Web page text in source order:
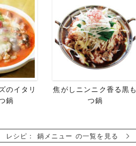
のイタリ
鍋
焦がしニンニク香る黒も
つ鍋
レシピ： 鍋メニュー の一覧を見る